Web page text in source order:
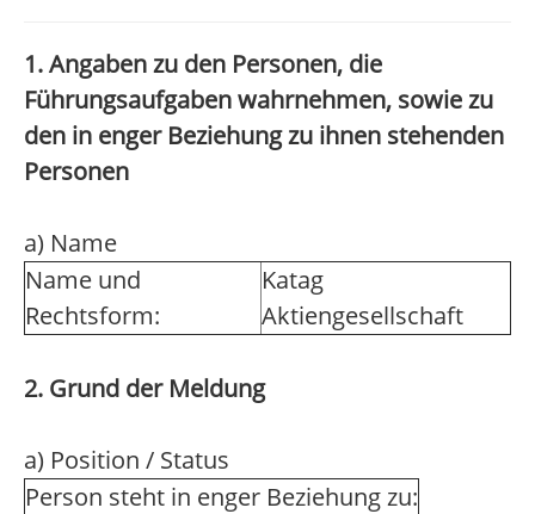
1. Angaben zu den Personen, die
Führungsaufgaben wahrnehmen, sowie zu
den in enger Beziehung zu ihnen stehenden
Personen
a) Name
Name und
Rechtsform:
Katag
Aktiengesellschaft
2. Grund der Meldung
a) Position / Status
Person steht in enger Beziehung zu: